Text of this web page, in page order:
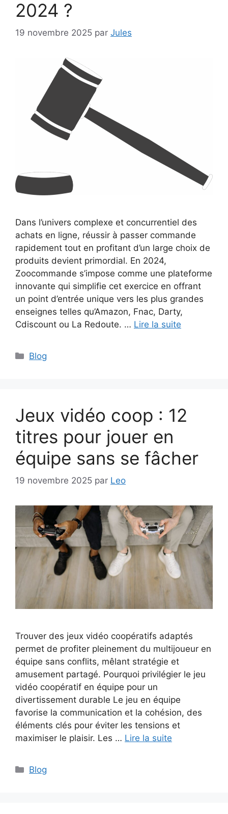
2024 ?
19 novembre 2025 par Jules
Dans l’univers complexe et concurrentiel des
achats en ligne, réussir à passer commande
rapidement tout en profitant d’un large choix de
produits devient primordial. En 2024,
Zoocommande s’impose comme une plateforme
innovante qui simplifie cet exercice en offrant
un point d’entrée unique vers les plus grandes
enseignes telles qu’Amazon, Fnac, Darty,
Cdiscount ou La Redoute. … Lire la suite
Catégories
Blog
Jeux vidéo coop : 12
titres pour jouer en
équipe sans se fâcher
19 novembre 2025 par Leo
Trouver des jeux vidéo coopératifs adaptés
permet de profiter pleinement du multijoueur en
équipe sans conflits, mêlant stratégie et
amusement partagé. Pourquoi privilégier le jeu
vidéo coopératif en équipe pour un
divertissement durable Le jeu en équipe
favorise la communication et la cohésion, des
éléments clés pour éviter les tensions et
maximiser le plaisir. Les … Lire la suite
Catégories
Blog